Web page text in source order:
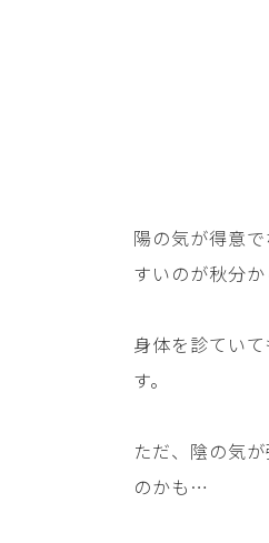
陽の気が得意
すいのが秋分
身体を診てい
す。
ただ、陰の気
のかも…